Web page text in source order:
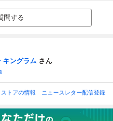
マァク マーミット
怪獣 一番星
問する
キングラム さん
ストアの情報 ニュースレター配信登録